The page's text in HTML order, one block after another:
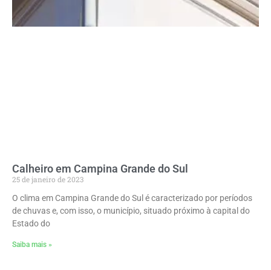
Calheiro em Campina Grande do Sul
25 de janeiro de 2023
O clima em Campina Grande do Sul é caracterizado por períodos
de chuvas e, com isso, o município, situado próximo à capital do
Estado do
Saiba mais »